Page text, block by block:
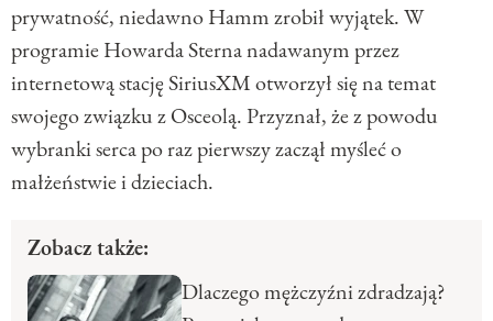
prywatność, niedawno Hamm zrobił wyjątek. W
programie Howarda Sterna nadawanym przez
internetową stację SiriusXM otworzył się na temat
swojego związku z Osceolą. Przyznał, że z powodu
wybranki serca po raz pierwszy zaczął myśleć o
małżeństwie i dzieciach.
Zobacz także:
Dlaczego mężczyźni zdradzają?